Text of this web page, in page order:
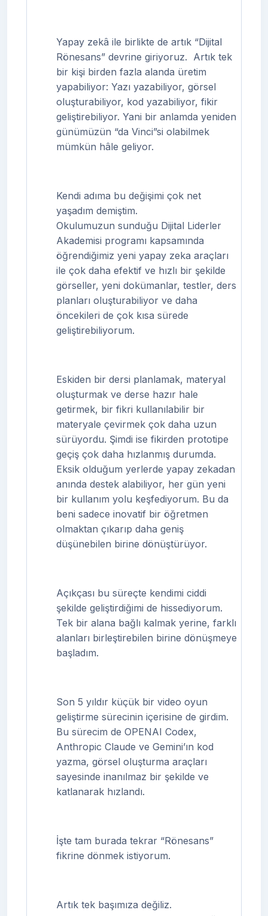
Yapay zekâ ile birlikte de artık “Dijital
Rönesans” devrine giriyoruz. Artık tek
bir kişi birden fazla alanda üretim
yapabiliyor: Yazı yazabiliyor, görsel
oluşturabiliyor, kod yazabiliyor, fikir
geliştirebiliyor. Yani bir anlamda yeniden
günümüzün “da Vinci”si olabilmek
mümkün hâle geliyor.
Kendi adıma bu değişimi çok net
yaşadım demiştim.
Okulumuzun sunduğu Dijital Liderler
Akademisi programı kapsamında
öğrendiğimiz yeni yapay zeka araçları
ile çok daha efektif ve hızlı bir şekilde
görseller, yeni dokümanlar, testler, ders
planları oluşturabiliyor ve daha
öncekileri de çok kısa sürede
geliştirebiliyorum.
Eskiden bir dersi planlamak, materyal
oluşturmak ve derse hazır hale
getirmek, bir fikri kullanılabilir bir
materyale çevirmek çok daha uzun
sürüyordu. Şimdi ise fikirden prototipe
geçiş çok daha hızlanmış durumda.
Eksik olduğum yerlerde yapay zekadan
anında destek alabiliyor, her gün yeni
bir kullanım yolu keşfediyorum. Bu da
beni sadece inovatif bir öğretmen
olmaktan çıkarıp daha geniş
düşünebilen birine dönüştürüyor.
Açıkçası bu süreçte kendimi ciddi
şekilde geliştirdiğimi de hissediyorum.
Tek bir alana bağlı kalmak yerine, farklı
alanları birleştirebilen birine dönüşmeye
başladım.
Son 5 yıldır küçük bir video oyun
geliştirme sürecinin içerisine de girdim.
Bu sürecim de OPENAI Codex,
Anthropic Claude ve Gemini’ın kod
yazma, görsel oluşturma araçları
sayesinde inanılmaz bir şekilde ve
katlanarak hızlandı.
İşte tam burada tekrar “Rönesans”
fikrine dönmek istiyorum.
Artık tek başımıza değiliz.